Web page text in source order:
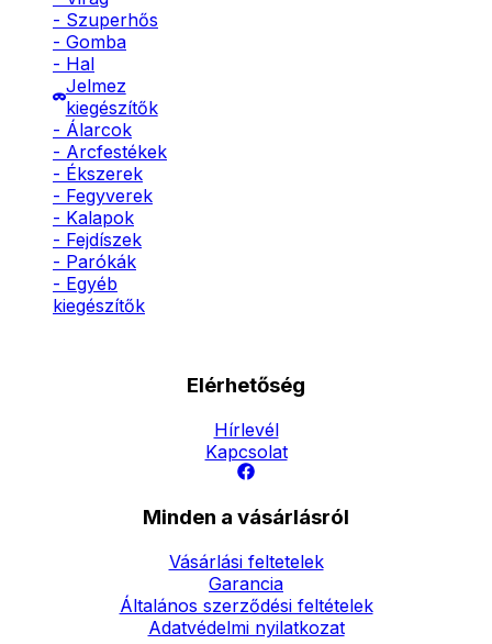
- Szuperhős
- Gomba
- Hal
Jelmez
kiegészítők
- Álarcok
- Arcfestékek
- Ékszerek
- Fegyverek
- Kalapok
- Fejdíszek
- Parókák
- Egyéb
kiegészítők
Elérhetőség
Hírlevél
Kapcsolat
Minden a vásárlásról
Vásárlási feltetelek
Garancia
Általános szerződési feltételek
Adatvédelmi nyilatkozat